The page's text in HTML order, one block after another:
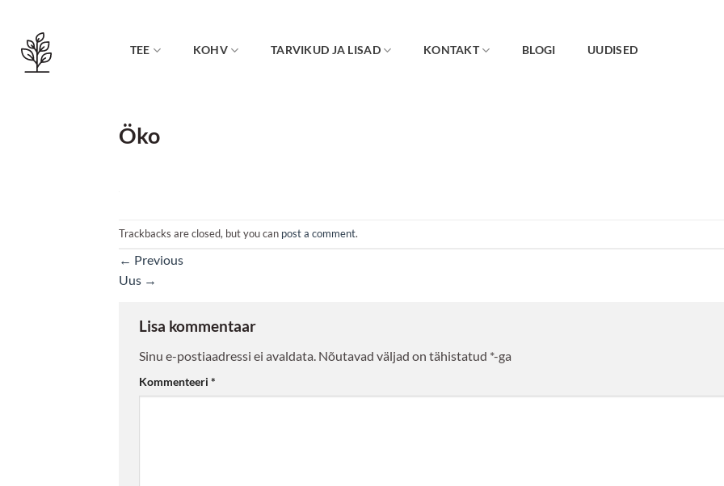
content
TEE KOHV TARVIKUD JA LISAD KONTAKT BLOGI UUDISED
Öko
Trackbacks are closed, but you can post a comment.
← Previous
Uus →
Lisa kommentaar
Sinu e-postiaadressi ei avaldata. Nõutavad väljad on tähistatud *-ga
Kommenteeri *